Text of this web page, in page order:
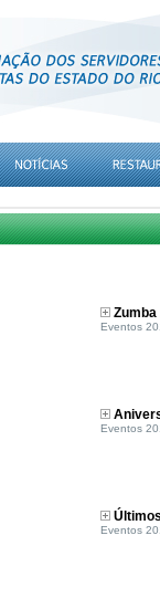
Zumba
Eventos
Eventos
Eventos